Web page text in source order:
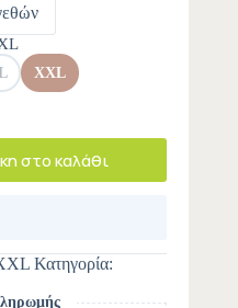
XXL
στο καλάθι
Κατηγορία: